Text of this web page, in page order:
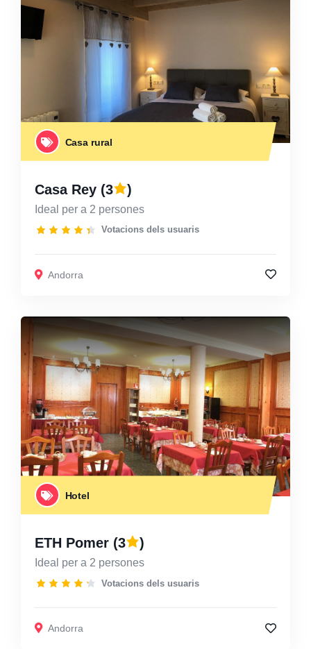
Casa rural
Casa Rey (3 )
Ideal per a 2 persones
Votacions dels usuaris
Andorra
Hotel
ETH Pomer (3 )
Ideal per a 2 persones
Votacions dels usuaris
Andorra